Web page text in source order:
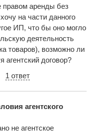
правом аренды без
на части данного
ИП, что бы оно могло
деятельность
товаров), возможно ли
агентский договор?
1 ответ
агентского
не агентское